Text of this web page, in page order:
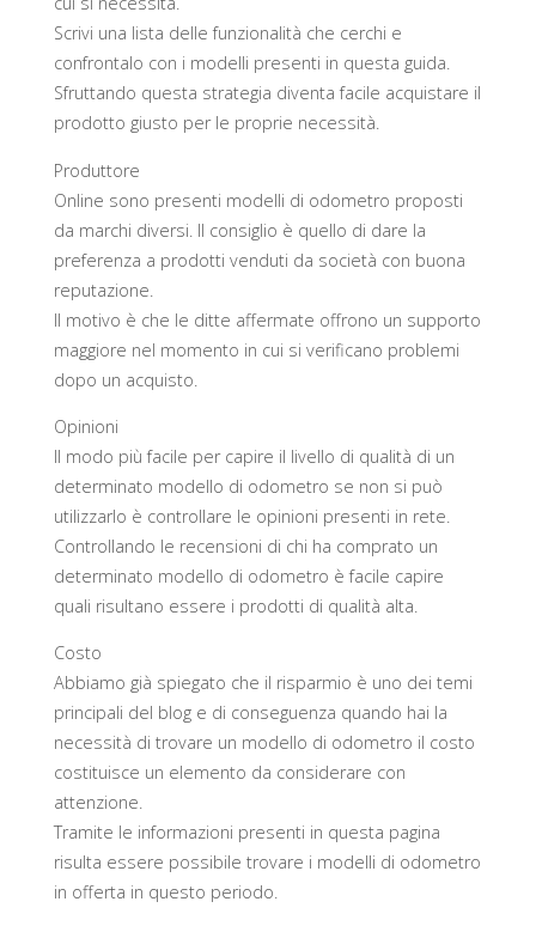
Scrivi una lista delle funzionalità che cerchi e
confrontalo con i modelli presenti in questa guida.
Sfruttando questa strategia diventa facile acquistare il
prodotto giusto per le proprie necessità.
Produttore
Online sono presenti modelli di odometro proposti
da marchi diversi. Il consiglio è quello di dare la
preferenza a prodotti venduti da società con buona
reputazione.
Il motivo è che le ditte affermate offrono un supporto
maggiore nel momento in cui si verificano problemi
dopo un acquisto.
Opinioni
Il modo più facile per capire il livello di qualità di un
determinato modello di odometro se non si può
utilizzarlo è controllare le opinioni presenti in rete.
Controllando le recensioni di chi ha comprato un
determinato modello di odometro è facile capire
quali risultano essere i prodotti di qualità alta.
Costo
Abbiamo già spiegato che il risparmio è uno dei temi
principali del blog e di conseguenza quando hai la
necessità di trovare un modello di odometro il costo
costituisce un elemento da considerare con
attenzione.
Tramite le informazioni presenti in questa pagina
risulta essere possibile trovare i modelli di odometro
in offerta in questo periodo.